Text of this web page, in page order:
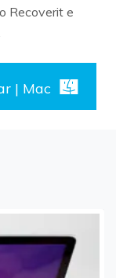
Recoverit e
| Mac